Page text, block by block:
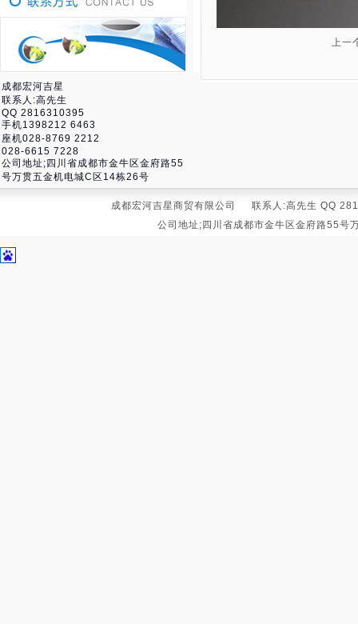
成都宏河吉星
联系人:高先生
QQ 2816310395
手机1398212 6463
座机028-8769 2212
028-6615 7228
公司地址;四川省成都市金牛区金府路55
号万贯五金机电城C区14栋26号
上一
成都宏河吉星商贸有限公司 联系人:高先生 QQ
公司地址;四川省成都市金牛区金府路55号